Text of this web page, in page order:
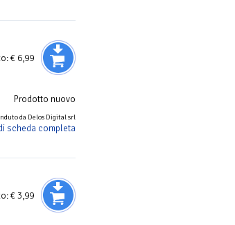
€ 6,99
Prodotto nuovo
da Delos Digital srl
scheda completa
€ 3,99